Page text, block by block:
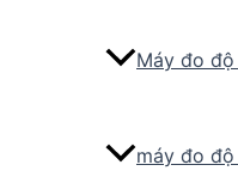
Máy đo
máy đo